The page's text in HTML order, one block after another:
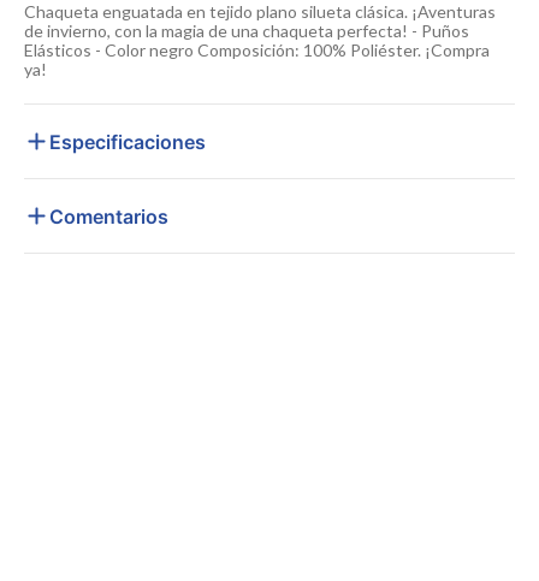
Chaqueta enguatada en tejido plano silueta clásica. ¡Aventuras
de invierno, con la magia de una chaqueta perfecta! - Puños
Elásticos - Color negro Composición: 100% Poliéster. ¡Compra
ya!
Especificaciones
Comentarios